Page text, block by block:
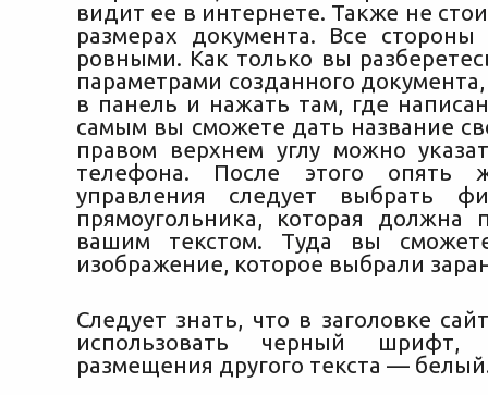
видит ее в интернете. Также не
размерах документа. Все
ровными. Как только вы
параметрами созданного
в панель и нажать там, где
самым вы сможете дать название
правом верхнем углу можно
телефона. После этого опять
управления следует выбрать
прямоугольника, которая должна
вашим текстом. Туда вы
изображение, которое выбрали
Следует знать, что в заголовке
использовать черный
размещения другого текста —